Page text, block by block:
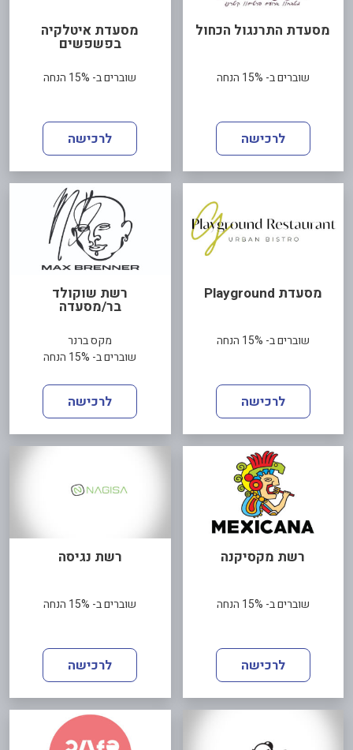
מסעדת התרנגול הכחול
שוברים ב- 15% הנחה
לרכישה
מסעדת איטלקיה
בפשפשים
שוברים ב- 15% הנחה
לרכישה
מסעדת Playground
שוברים ב- 15% הנחה
לרכישה
רשת שוקולד
בר/מסעדה
מקס ברנר
שוברים ב- 15% הנחה
לרכישה
רשת מקסיקנה
שוברים ב- 15% הנחה
לרכישה
רשת נגיסה
שוברים ב- 15% הנחה
לרכישה